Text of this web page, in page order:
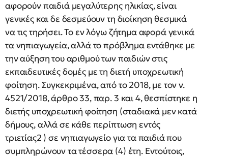
αφορούν παιδιά μεγαλύτερης ηλικίας, είναι
γενικές και δε δεσμεύουν τη διοίκηση θεσμικά
να τις τηρήσει. Το εν λόγω ζήτημα αφορά γενικά
τα νηπιαγωγεία, αλλά το πρόβλημα εντάθηκε με
την αύξηση του αριθμού των παιδιών στις
εκπαιδευτικές δομές με τη διετή υποχρεωτική
φοίτηση. Συγκεκριμένα, από το 2018, με τον ν.
4521/2018, άρθρο 33, παρ. 3 και 4, θεσπίστηκε η
διετής υποχρεωτική φοίτηση (σταδιακά μεν κατά
δήμους, αλλά σε κάθε περίπτωση εντός
τριετίας2 ) σε νηπιαγωγείο για τα παιδιά που
συμπληρώνουν τα τέσσερα (4) έτη. Εντούτοις,